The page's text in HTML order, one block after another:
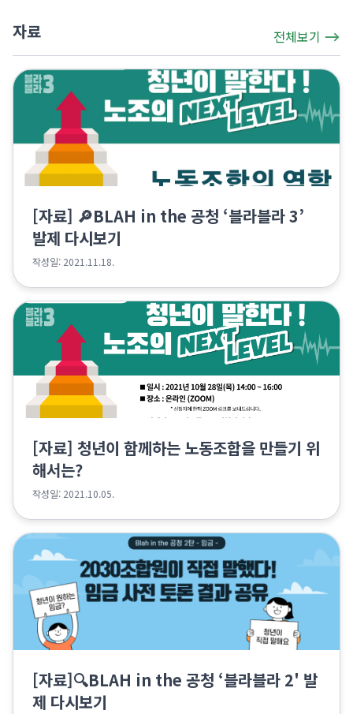
자료
[자료] 🔎BLAH in the 공청 ‘블라블라 3’
발제 다시보기
작성일: 2021.11.18.
[자료] 청년이 함께하는 노동조합을 만들기 위
해서는?
작성일: 2021.10.05.
[자료]🔍BLAH in the 공청 ‘블라블라 2' 발
제 다시보기
전체보기